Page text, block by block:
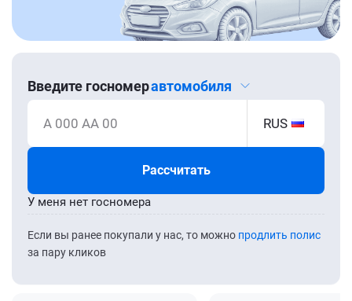
Введите госномеравтомобиля
А 000 АА 00 RUS
Рассчитать
Если вы ранее покупали у нас, то можно продлить полис
за пару кликов
У меня нет госномера